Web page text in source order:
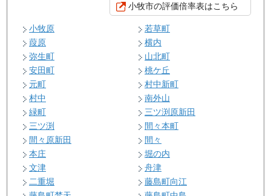
小牧市の評価倍率表はこちら
小牧原
若草町
葭原
横内
弥生町
山北町
安田町
桃ケ丘
元町
村中新町
村中
南外山
緑町
三ツ渕原新田
三ツ渕
間々本町
間々原新田
間々
本庄
堀の内
文津
舟津
二重堀
藤島町向江